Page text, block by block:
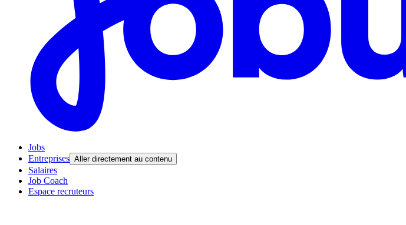
Jobs
Entreprises Aller directement au contenu
Salaires
Job Coach
Espace recruteurs